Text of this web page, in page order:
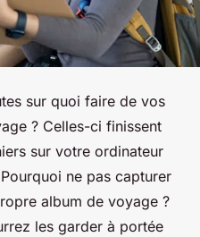
sur quoi faire de vos
? Celles-ci finissent
sur votre ordinateur
ne pas capturer
album de voyage ?
les garder à portée